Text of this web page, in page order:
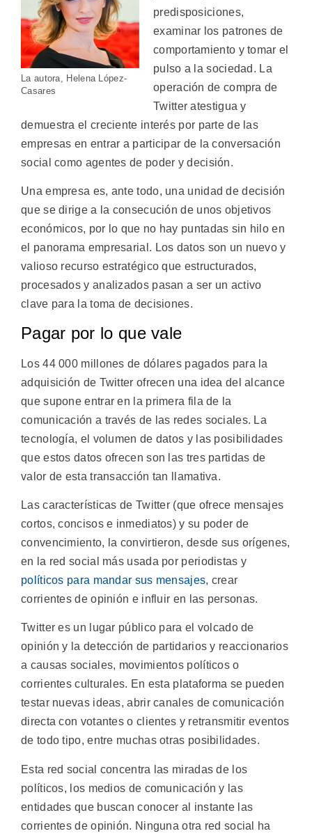
La autora, Helena López-
Casares
predisposiciones,
examinar los patrones de
comportamiento y tomar el
pulso a la sociedad. La
operación de compra de
Twitter atestigua y
demuestra el creciente interés por parte de las
empresas en entrar a participar de la conversación
social como agentes de poder y decisión.
Una empresa es, ante todo, una unidad de decisión
que se dirige a la consecución de unos objetivos
económicos, por lo que no hay puntadas sin hilo en
el panorama empresarial. Los datos son un nuevo y
valioso recurso estratégico que estructurados,
procesados y analizados pasan a ser un activo
clave para la toma de decisiones.
Pagar por lo que vale
Los 44 000 millones de dólares pagados para la
adquisición de Twitter ofrecen una idea del alcance
que supone entrar en la primera fila de la
comunicación a través de las redes sociales. La
tecnología, el volumen de datos y las posibilidades
que estos datos ofrecen son las tres partidas de
valor de esta transacción tan llamativa.
Las características de Twitter (que ofrece mensajes
cortos, concisos e inmediatos) y su poder de
convencimiento, la convirtieron, desde sus orígenes,
en la red social más usada por periodistas y
políticos para mandar sus mensajes, crear
corrientes de opinión e influir en las personas.
Twitter es un lugar público para el volcado de
opinión y la detección de partidarios y reaccionarios
a causas sociales, movimientos políticos o
corrientes culturales. En esta plataforma se pueden
testar nuevas ideas, abrir canales de comunicación
directa con votantes o clientes y retransmitir eventos
de todo tipo, entre muchas otras posibilidades.
Esta red social concentra las miradas de los
políticos, los medios de comunicación y las
entidades que buscan conocer al instante las
corrientes de opinión. Ninguna otra red social ha